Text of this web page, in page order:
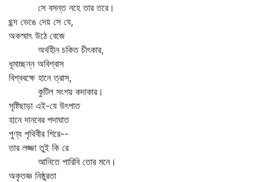
সে বসন্ত নহে তার তরে।
ছন্দ ভেঙে দেয় সে যে,
অকস্মাৎ উঠে বেজে
অর্থহীন চকিত চীৎকার,
ধূমাচ্ছন্ন অবিশ্বাস
বিশ্ববক্ষে হানে ত্রাস,
কুটিল সংশয় কদাকার।
সৃষ্টিছাড়া এই-যে উৎপাত
হানে দানবের পদাঘাত
পুণ্য পৃথিবীর শিরে--
তার লজ্জা তুই কি রে
আনিতে পারিবি তোর মনে।
অকৃতজ্ঞ নিষ্ঠুরতা